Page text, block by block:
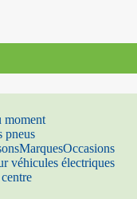
moment
pneus
MarquesOccasions
véhicules électriques